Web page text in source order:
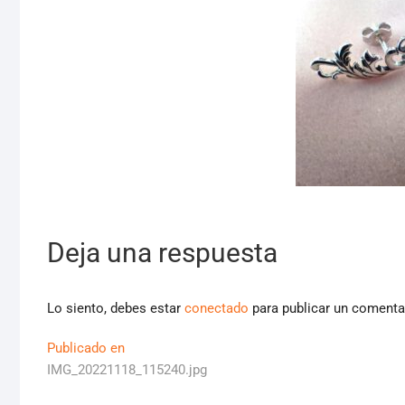
Deja una respuesta
Lo siento, debes estar conectado para publicar un
Navegación
de
Publicado en
IMG_20221118_115240.jpg